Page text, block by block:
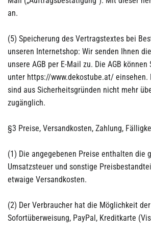
an.
(5) Speicherung des Vertragstextes bei
unseren Internetshop: Wir senden Ihnen
unsere AGB per E-Mail zu. Die AGB
unter https://www.dekostube.at/ einsehen.
sind aus Sicherheitsgründen nicht mehr
zugänglich.
§3 Preise, Versandkosten, Zahlung,
(1) Die angegebenen Preise enthalten die
Umsatzsteuer und sonstige
etwaige Versandkosten.
(2) Der Verbraucher hat die Möglichkeit
Sofortüberweisung, PayPal, Kreditkarte